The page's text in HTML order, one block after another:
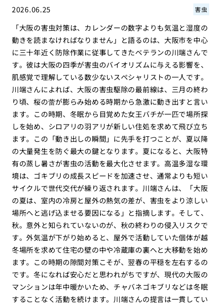
2026.06.25 害虫
「大阪の害虫対策は、カレンダーの数字よりも気温と湿度の
動きを読まなければなりません」と語るのは、大阪市を中心
に三十年近く防除作業に従事してきたベテランの川端さんで
す。彼は大阪の四季が害虫のバイオリズムに与える影響を、
肌感覚で理解している数少ないスペシャリストの一人です。
川端さんによれば、大阪の害虫駆除の最前線は、三月の終わ
り頃、桜の蕾が膨らみ始める時期から急激に動き出すと言い
ます。この時期、冬眠から目覚めた女王バチが一匹で場所探
しを始め、シロアリの羽アリが新しい住処を求めて飛び立ち
ます。この「動き出しの瞬間」に先手を打つことが、夏以降
の大量発生を防ぐ最大の鍵となります。夏になると、大阪特
有の蒸し暑さが害虫の活動を最大化させます。高温多湿な環
境は、ゴキブリの成長スピードを加速させ、通常よりも短い
サイクルで世代交代が繰り返されます。川端さんは、「大阪
の夏は、室内の冷房と屋外の熱気の差が、害虫をより涼しい
場所へと逃げ込ませる要因になる」と指摘します。そして、
秋。意外と知られていないのが、秋の終わりの侵入リスクで
す。外気温が下がり始めると、屋外で活動していた個体が越
冬場所を求めて住宅の壁の中や冷蔵庫の裏へと大移動を始め
ます。この時期の隙間対策こそが、翌春の平穏を左右するの
です。冬になれば安心だと思われがちですが、現代の大阪の
マンションは年中暖かいため、チャバネゴキブリなどは冬眠
することなく活動を続けます。川端さんの提言は一貫してい